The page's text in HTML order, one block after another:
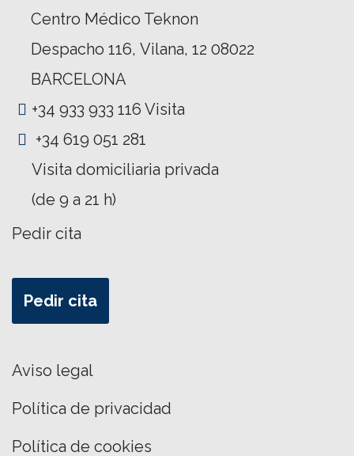
Centro Médico Teknon
Despacho 116, Vilana, 12 08022
BARCELONA
+34 933 933 116 Visita
+34 619 051 281
Visita domiciliaria privada
(de 9 a 21 h)
Pedir cita
Pedir cita
Aviso legal
Política de privacidad
Política de cookies